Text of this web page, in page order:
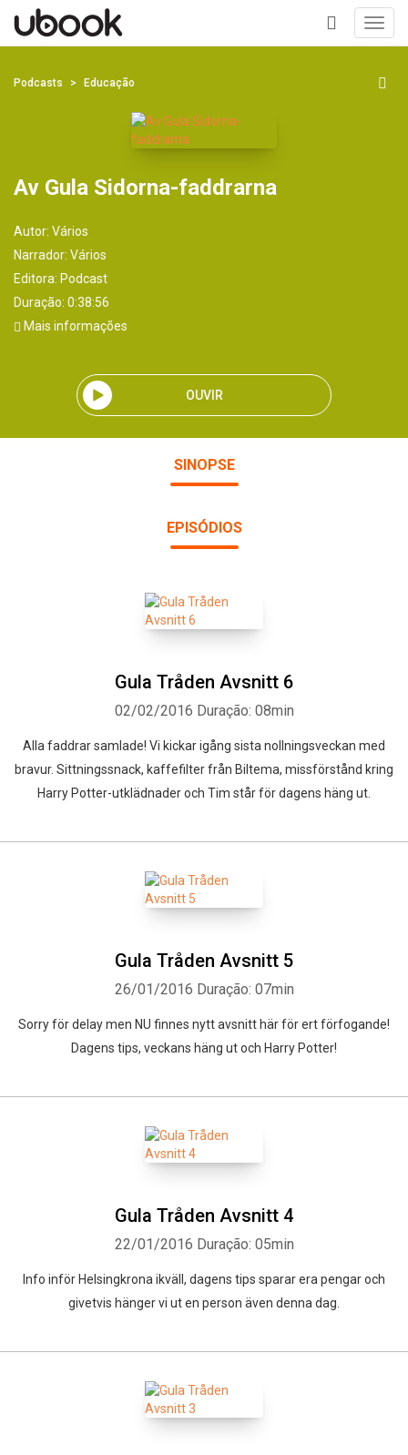
+
Podcasts Educação
Av Gula Sidorna-faddrarna
Autor: Vários
Narrador: Vários
Editora: Podcast
Duração: 0:38:56
Mais informações
OUVIR
SINOPSE
EPISÓDIOS
Gula Tråden Avsnitt 6
02/02/2016 Duração: 08min
Alla faddrar samlade! Vi kickar igång sista nollningsveckan med
bravur. Sittningssnack, kaffefilter från Biltema, missförstånd kring
Harry Potter-utklädnader och Tim står för dagens häng ut.
Gula Tråden Avsnitt 5
26/01/2016 Duração: 07min
Sorry för delay men NU finnes nytt avsnitt här för ert förfogande!
Dagens tips, veckans häng ut och Harry Potter!
Gula Tråden Avsnitt 4
22/01/2016 Duração: 05min
Info inför Helsingkrona ikväll, dagens tips sparar era pengar och
givetvis hänger vi ut en person även denna dag.